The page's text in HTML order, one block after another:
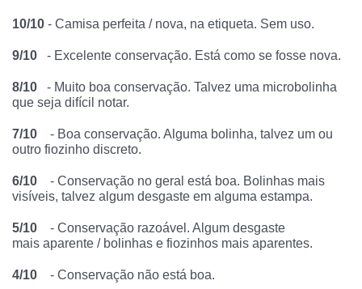
10/10 - Camisa perfeita / nova, na etiqueta. Sem uso.
9/10 - Excelente conservação. Está como se fosse nova.
8/10 - Muito boa conservação. Talvez uma microbolinha
que seja difícil notar.
7/10 - Boa conservação. Alguma bolinha, talvez um ou
outro fiozinho discreto.
6/10 - Conservação no geral está boa. Bolinhas mais
visíveis, talvez algum desgaste em alguma estampa.
5/10 - Conservação razoável. Algum desgaste
mais aparente / bolinhas e fiozinhos mais aparentes.
4/10 - Conservação não está boa.